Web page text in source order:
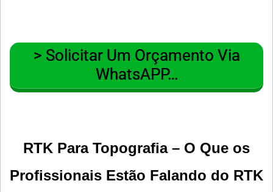
> Solicitar Um Orçamento Via
WhatsAPP…
RTK Para Topografia – O Que os
Profissionais Estão Falando do RTK